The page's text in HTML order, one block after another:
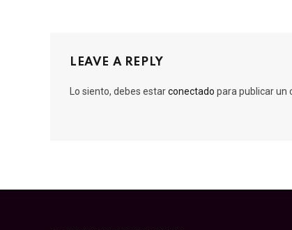
LEAVE A REPLY
Lo siento, debes estarconectado para publicar un